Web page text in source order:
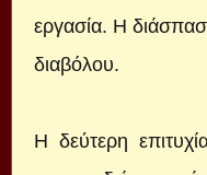
εργασία. Η
διαβόλου.
Η δεύτερη